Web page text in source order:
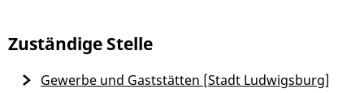
Zuständige Stelle
Gewerbe und Gaststätten [Stadt Ludwigsburg]